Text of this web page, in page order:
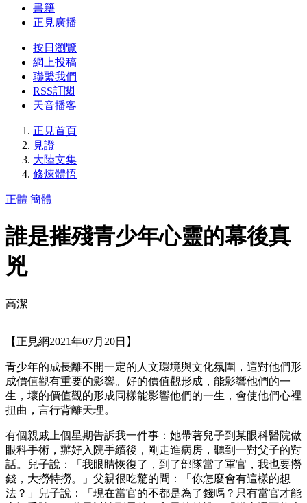
書籍
正見廣播
按日瀏覽
網上投稿
聯繫我們
RSS訂閱
天音播客
正見首頁
見證
大陸文集
修煉體悟
正體 簡體
誰是摧殘青少年心靈的幕後真
兇
高潔
【正見網2021年07月20日】
青少年的成長離不開一定的人文環境與文化氛圍，這對他們形
成價值觀有重要的影響。好的價值觀形成，能影響他們的一
生，壞的價值觀的形成同樣能影響他們的一生，會使他們心裡
扭曲，言行背離天理。
有個親戚上個星期告訴我一件事：她帶著兒子到某眼科醫院做
眼科手術，辦好入院手續後，剛走進病房，聽到一對父子的對
話。兒子說：「我眼睛恢復了，到了部隊當了軍官，我也要撈
錢，大撈特撈。」父親很吃驚的問：「你怎麼會有這樣的想
法？」兒子說：「現在當官的不都是為了錢嗎？只有當官才能